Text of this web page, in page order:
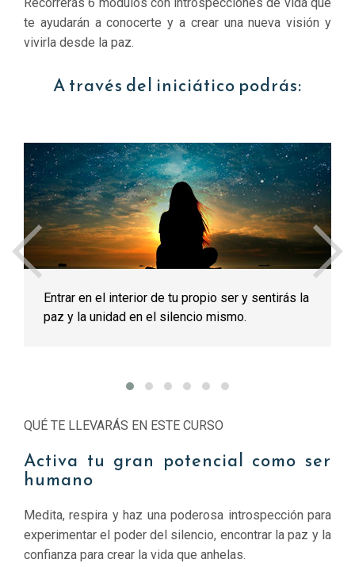
te ayudarán a conocerte y a crear una nueva visión y
vivirla desde la paz.
A través del iniciático podrás:
de tu propio ser y sentirás la
en el silencio mismo.
Detectar y
QUÉ TE LLEVARÁS EN ESTE CURSO
Activa tu gran potencial como ser
humano
Medita, respira y haz una poderosa introspección para
experimentar el poder del silencio, encontrar la paz y la
confianza para crear la vida que anhelas.